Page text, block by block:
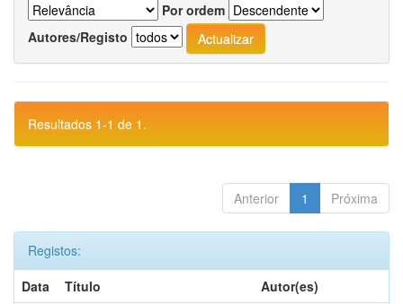
Por ordem
Autores/Registo
Resultados 1-1 de 1.
Anterior 1 Próxima
Registos:
Data
Título
Autor(es)